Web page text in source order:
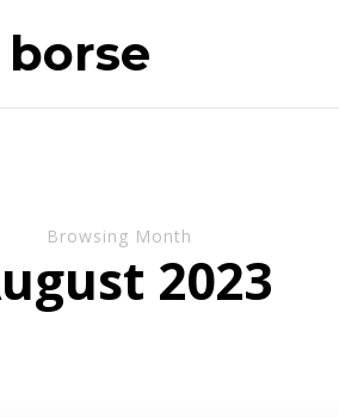
Browsing Month
2023